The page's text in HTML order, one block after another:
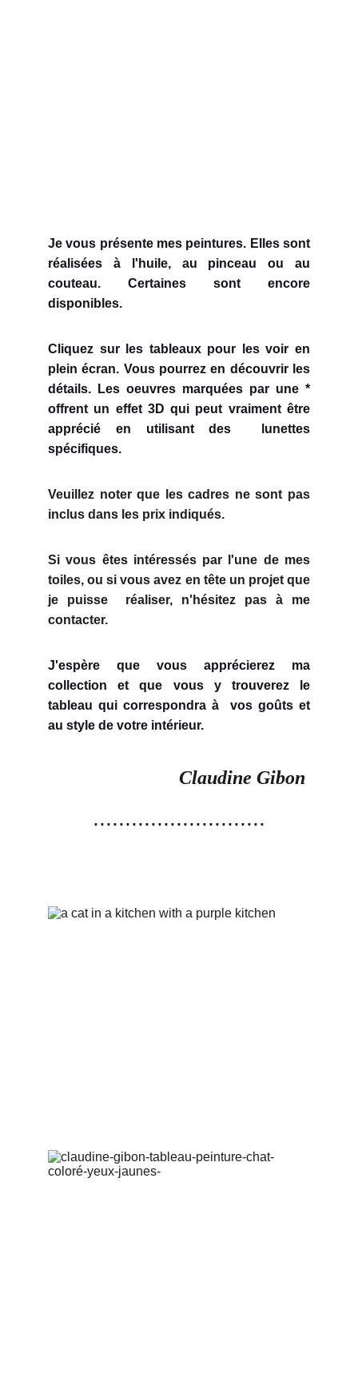
Je vous présente mes peintures. Elles sont
réalisées à l'huile, au pinceau ou au
couteau. Certaines sont encore
disponibles.
Cliquez sur les tableaux pour les voir en
plein écran. Vous pourrez en découvrir les
détails. Les oeuvres marquées par une *
offrent un effet 3D qui peut vraiment être
apprécié en utilisant des lunettes
spécifiques.
...........................
Veuillez noter que les cadres ne sont pas
inclus dans les prix indiqués.
Si vous êtes intéressés par l'une de mes
toiles, ou si vous avez en tête un projet que
je puisse réaliser, n'hésitez pas à me
contacter.
J'espère que vous apprécierez ma
collection et que vous y trouverez le
tableau qui correspondra à vos goûts et
au style de votre intérieur.
Claudine Gibon